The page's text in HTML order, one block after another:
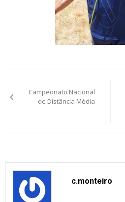
navigation
Campeonato Nacional
de Distância Média
c.monteiro